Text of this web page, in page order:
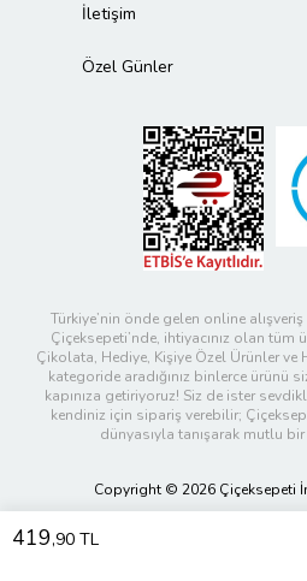
419,90 TL
İletişim
Özel Günler
Türkiye’nin önde gelen online
Çiçeksepeti’nde, ihtiyacınız olan
Çikolata, Hediye, Kişiye Özel Ürünler ve
kategoride aradığınız binlerce ürünü
kapınıza getiriyoruz! Siz de ister
kendiniz için sipariş verebilir;
dünyasıyla tanışarak mutlu
Copyright © 2026 Çiçeksepeti